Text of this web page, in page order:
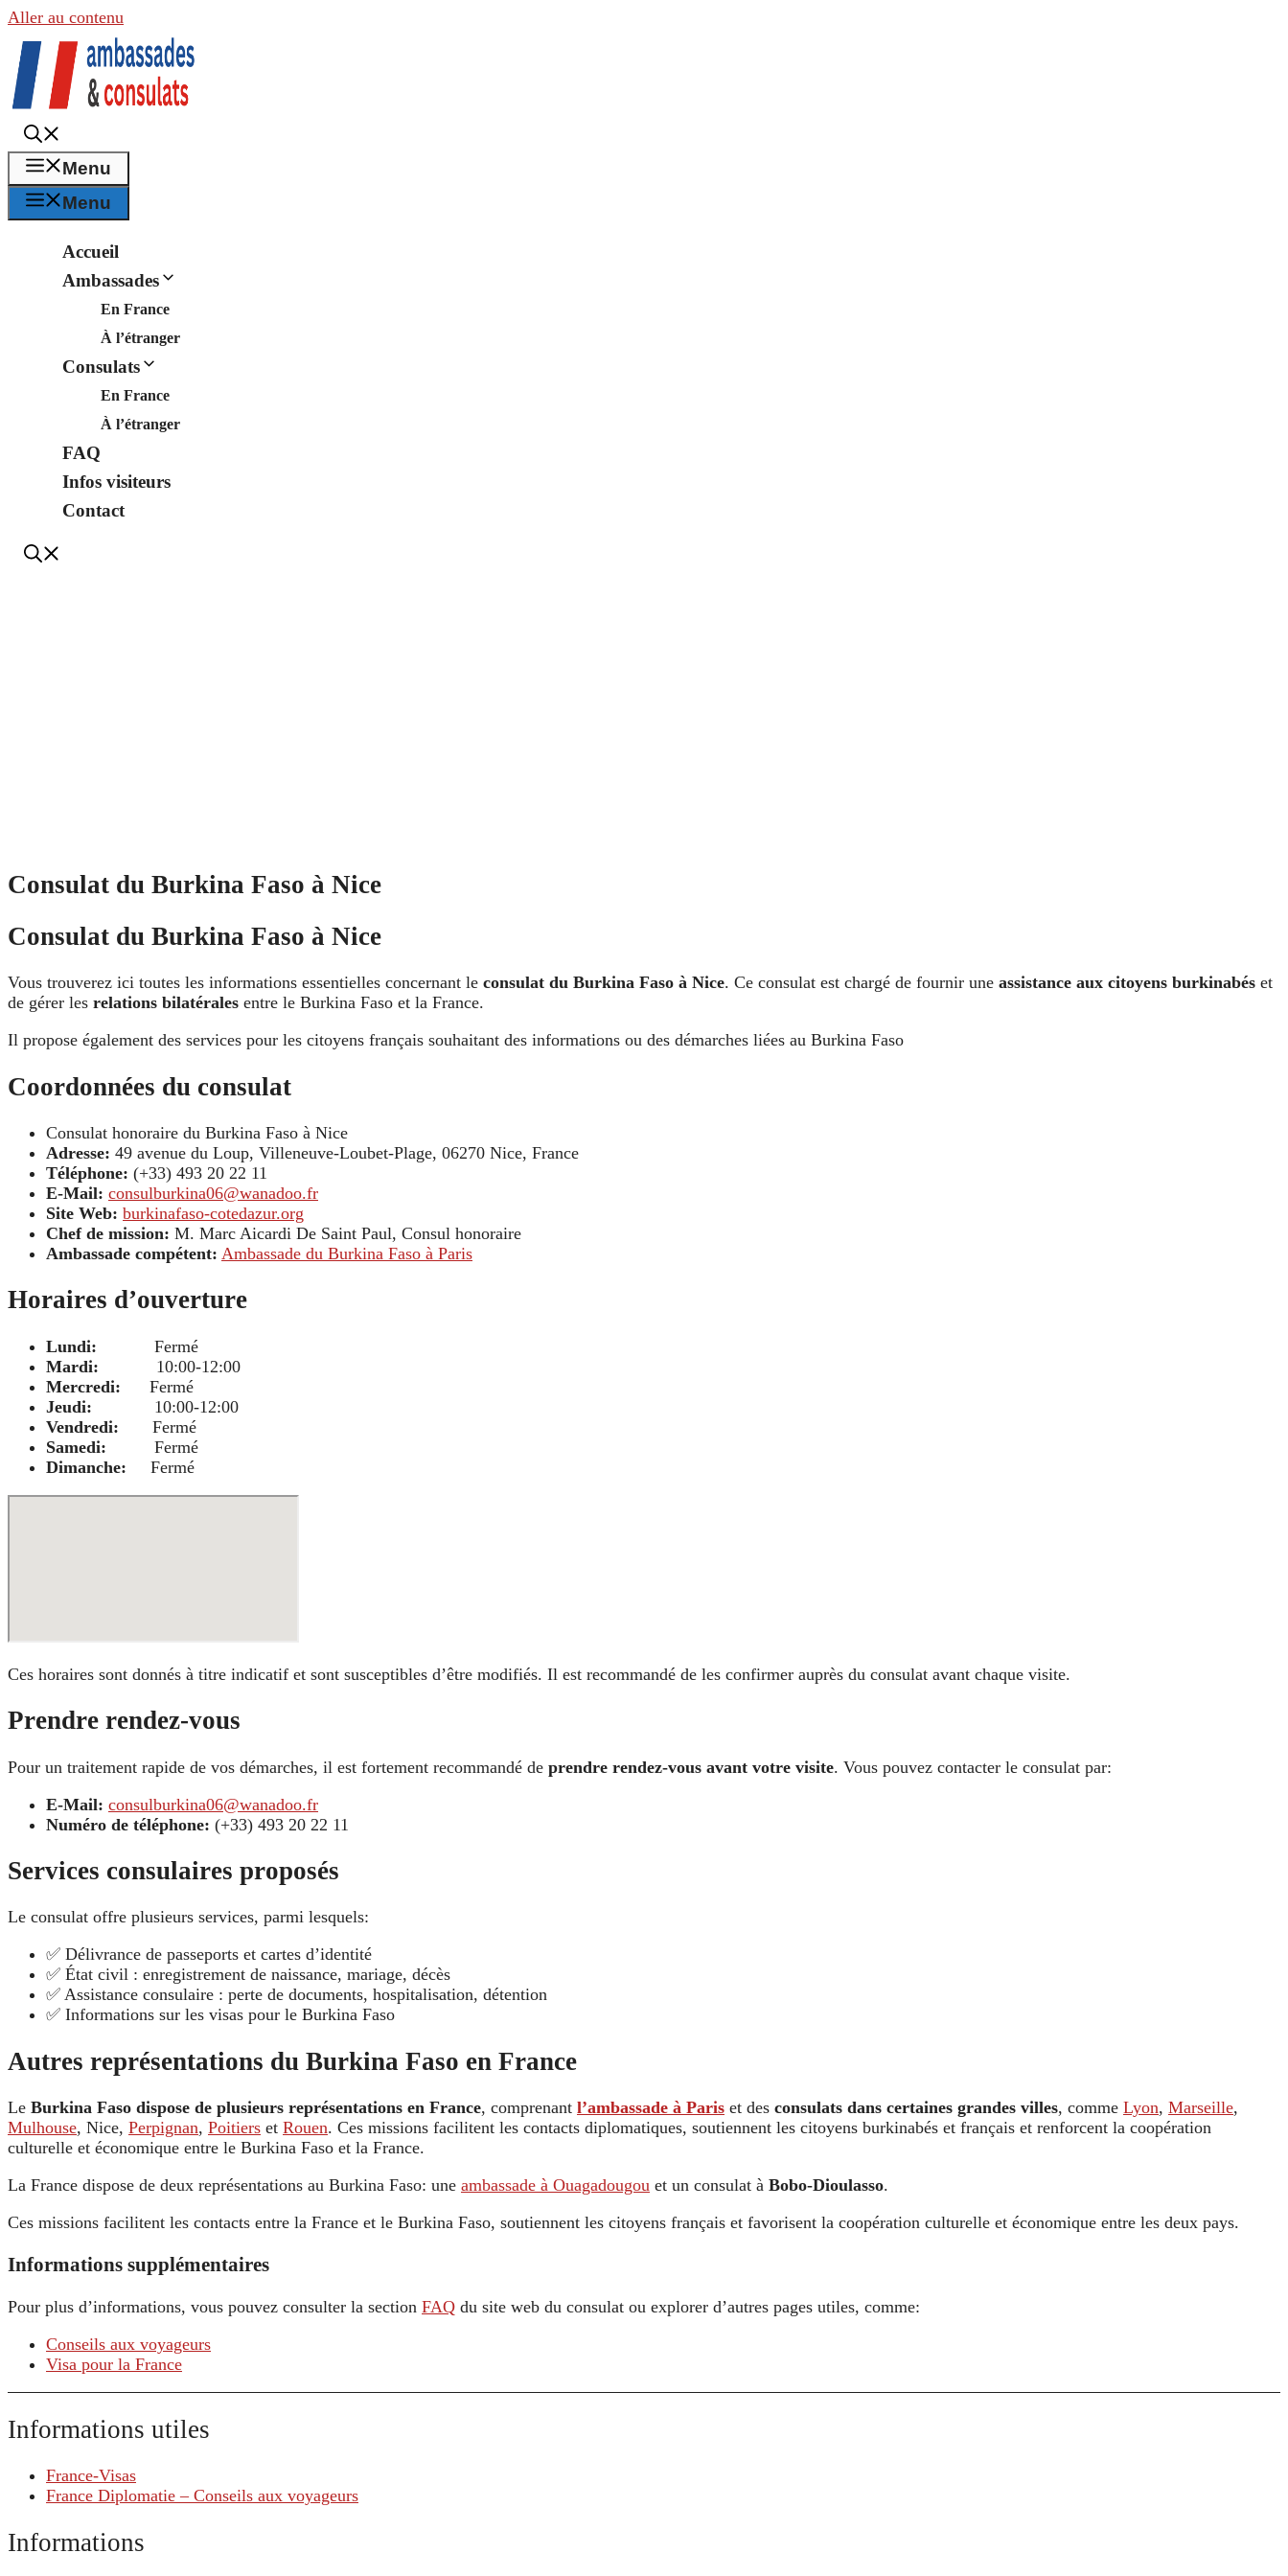
Aller au contenu
Menu
Menu
Accueil
Ambassades
En France
À l’étranger
Consulats
En France
À l’étranger
FAQ
Infos visiteurs
Contact
Consulat du Burkina Faso à Nice
Consulat du Burkina Faso à Nice
Vous trouverez ici toutes les informations essentielles concernant le consulat du Burkina Faso à Nice. Ce consulat est chargé de fournir une assistance aux citoyens burkinabés et
de gérer les relations bilatérales entre le Burkina Faso et la France.
Il propose également des services pour les citoyens français souhaitant des informations ou des démarches liées au Burkina Faso
Coordonnées du consulat
Consulat honoraire du Burkina Faso à Nice
Adresse: 49 avenue du Loup, Villeneuve-Loubet-Plage, 06270 Nice, France
Téléphone: (+33) 493 20 22 11
E-Mail: consulburkina06@wanadoo.fr
Site Web: burkinafaso-cotedazur.org
Chef de mission: M. Marc Aicardi De Saint Paul, Consul honoraire
Ambassade compétent: Ambassade du Burkina Faso à Paris
Horaires d’ouverture
Lundi: Fermé
Mardi: 10:00-12:00
Mercredi: Fermé
Jeudi: 10:00-12:00
Vendredi: Fermé
Samedi: Fermé
Dimanche: Fermé
Ces horaires sont donnés à titre indicatif et sont susceptibles d’être modifiés. Il est recommandé de les confirmer auprès du consulat avant chaque visite.
Prendre rendez-vous
Pour un traitement rapide de vos démarches, il est fortement recommandé de prendre rendez-vous avant votre visite. Vous pouvez contacter le consulat par:
E-Mail: consulburkina06@wanadoo.fr
Numéro de téléphone: (+33) 493 20 22 11
Services consulaires proposés
Le consulat offre plusieurs services, parmi lesquels:
✅ Délivrance de passeports et cartes d’identité
✅ État civil : enregistrement de naissance, mariage, décès
✅ Assistance consulaire : perte de documents, hospitalisation, détention
✅ Informations sur les visas pour le Burkina Faso
Autres représentations du Burkina Faso en France
Le Burkina Faso dispose de plusieurs représentations en France, comprenant l’ambassade à Paris et des consulats dans certaines grandes villes, comme Lyon, Marseille,
Mulhouse, Nice, Perpignan, Poitiers et Rouen. Ces missions facilitent les contacts diplomatiques, soutiennent les citoyens burkinabés et français et renforcent la coopération
culturelle et économique entre le Burkina Faso et la France.
La France dispose de deux représentations au Burkina Faso: une ambassade à Ouagadougou et un consulat à Bobo-Dioulasso.
Ces missions facilitent les contacts entre la France et le Burkina Faso, soutiennent les citoyens français et favorisent la coopération culturelle et économique entre les deux pays.
Informations supplémentaires
Pour plus d’informations, vous pouvez consulter la section FAQ du site web du consulat ou explorer d’autres pages utiles, comme:
Conseils aux voyageurs
Visa pour la France
Informations utiles
France-Visas
France Diplomatie – Conseils aux voyageurs
Informations